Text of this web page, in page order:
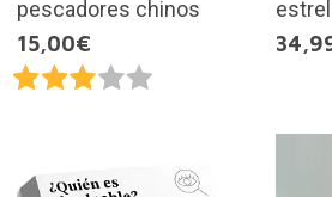
pescadores chinos
15,00€